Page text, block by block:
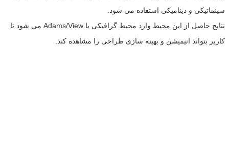
سینماتیکی و دینامیکی استفاده می شود.
نتایج حاصل از این محیط وارد محیط گرافیکی یا Adams/View می شود تا
کاربر بتواند انیمیشن و بهینه سازی طراحی را مشاهده کند.